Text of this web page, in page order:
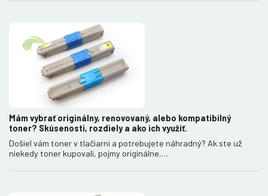
Mám vybrať originálny, renovovaný, alebo kompatibilný
toner? Skúsenosti, rozdiely a ako ich využiť.
Došiel vám toner v tlačiarni a potrebujete náhradný? Ak ste už
niekedy toner kupovali, pojmy originálne,…